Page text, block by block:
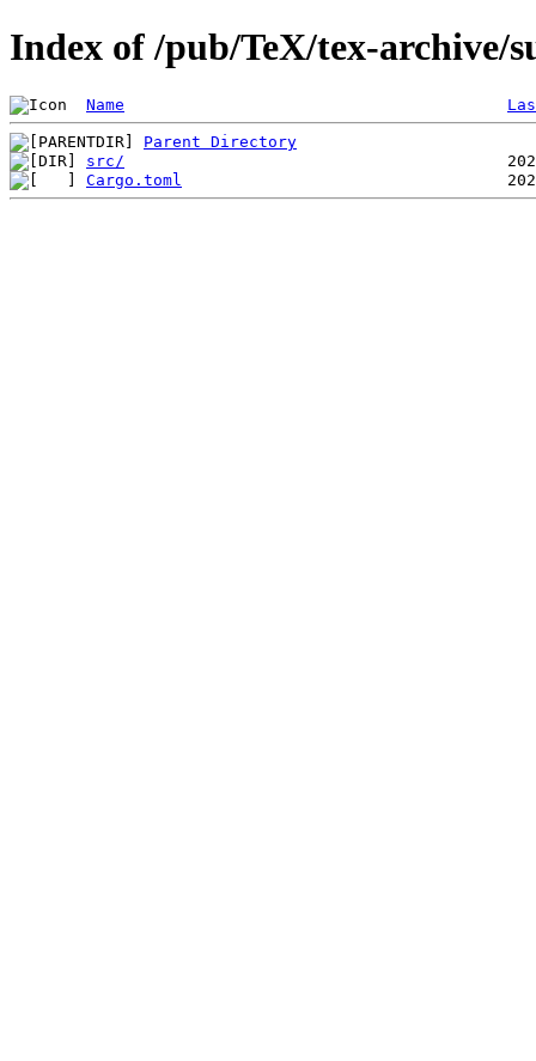
Index of /pub/TeX/tex-archive/
Name
Parent Directory
src/
Cargo.toml